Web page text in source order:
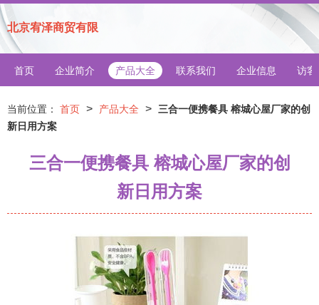
北京宥泽商贸有限
首页 企业简介 产品大全 联系我们 企业信息 访客
当前位置： 首页 > 产品大全 >
三合一便携餐具 榕城心屋厂家的创
新日用方案
三合一便携餐具 榕城心屋厂家的创
新日用方案